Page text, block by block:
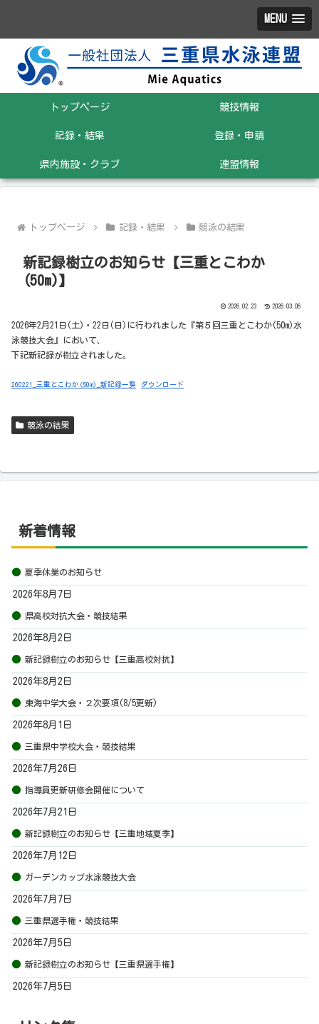
MENU
トップページ 競技情報
記録・結果 登録・申請
県内施設・クラブ 連盟情報
トップページ 記録・結果 競泳の結果
新記録樹立のお知らせ【三重とこわか
(50m)】
2026.02.23 2026.03.06
2026年2月21日(土)・22日(日)に行われました『第５回三重とこわか(50m)水
泳競技大会』において、
下記新記録が樹立されました。
260221_三重とこわか(50m)_新記録一覧 ダウンロード
競泳の結果
新着情報
夏季休業のお知らせ
2026年8月7日
県高校対抗大会・競技結果
2026年8月2日
新記録樹立のお知らせ【三重高校対抗】
2026年8月2日
東海中学大会・２次要項(8/5更新)
2026年8月1日
三重県中学校大会・競技結果
2026年7月26日
指導員更新研修会開催について
2026年7月21日
新記録樹立のお知らせ【三重地域夏季】
2026年7月12日
ガーデンカップ水泳競技大会
2026年7月7日
三重県選手権・競技結果
2026年7月5日
新記録樹立のお知らせ【三重県選手権】
2026年7月5日